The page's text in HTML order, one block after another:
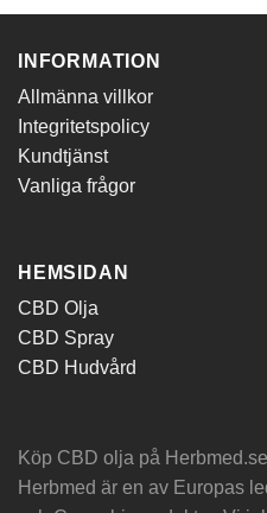
INFORMATION
Allmänna villkor
Integritetspolicy
Kundtjänst
Vanliga frågor
HEMSIDAN
CBD Olja
CBD Spray
CBD Hudvård
Köp CBD olja på Herbmed.se
Herbmed är en av Europas